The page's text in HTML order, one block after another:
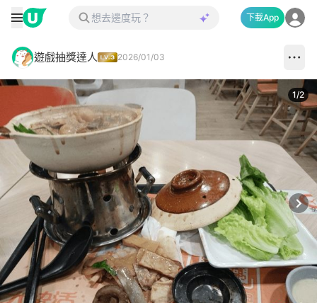
下載App
遊戲抽獎達人 2026/01/03
1/2